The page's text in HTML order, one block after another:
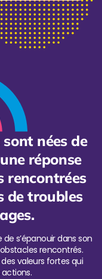
sont nées de
réponse
rencontrées
de troubles
s’épanouir dans son
rencontrés.
valeurs fortes qui